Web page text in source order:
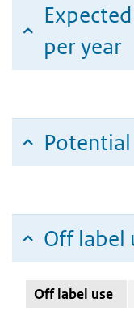
per year
Off label
Off label use